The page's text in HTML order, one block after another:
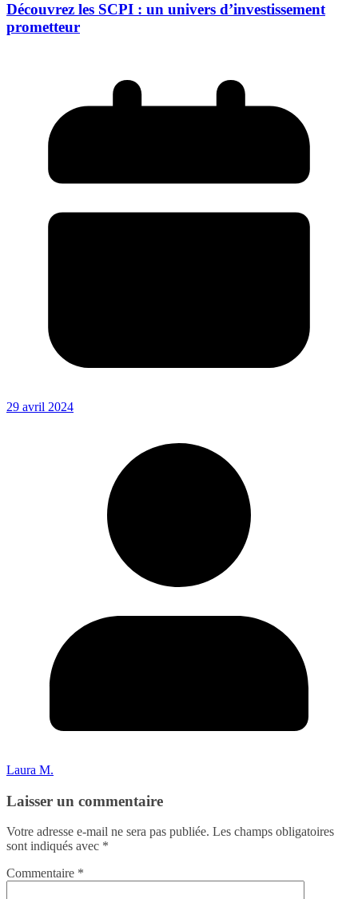
Découvrez les SCPI : un univers d’investissement
prometteur
29 avril 2024
Laura M.
Laisser un commentaire
Votre adresse e-mail ne sera pas publiée. Les champs obligatoires
sont indiqués avec *
Commentaire *